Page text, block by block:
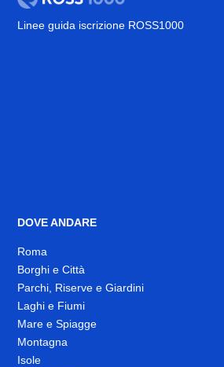
Linee guida iscrizione ROSS1000
DOVE ANDARE
Roma
Borghi e Città
Parchi, Riserve e Giardini
Laghi e Fiumi
Mare e Spiagge
Montagna
Isole